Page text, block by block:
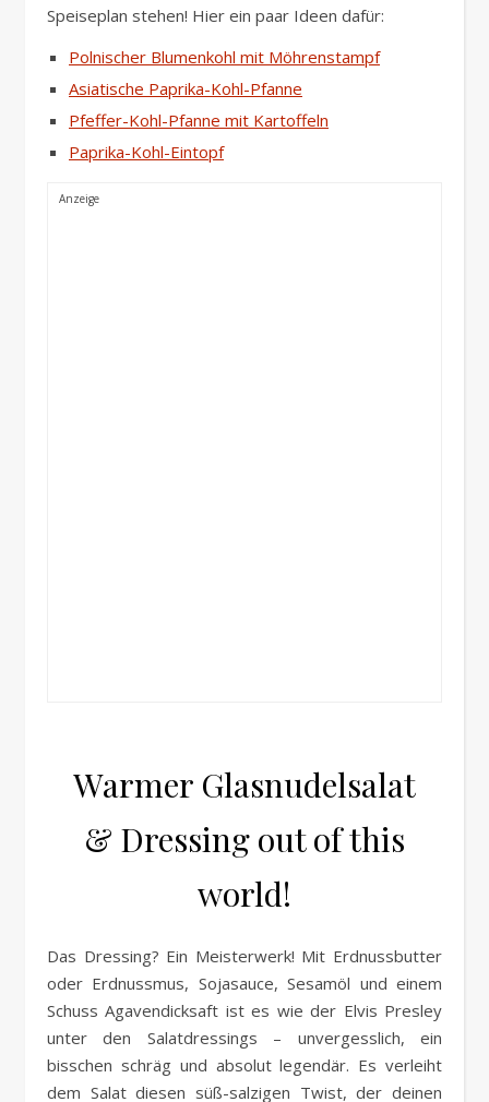
Speiseplan stehen! Hier ein paar Ideen dafür:
Polnischer Blumenkohl mit Möhrenstampf
Asiatische Paprika-Kohl-Pfanne
Pfeffer-Kohl-Pfanne mit Kartoffeln
Paprika-Kohl-Eintopf
Warmer Glasnudelsalat
& Dressing out of this
world!
Das Dressing? Ein Meisterwerk! Mit Erdnussbutter
oder Erdnussmus, Sojasauce, Sesamöl und einem
Schuss Agavendicksaft ist es wie der Elvis Presley
unter den Salatdressings – unvergesslich, ein
bisschen schräg und absolut legendär. Es verleiht
dem Salat diesen süß-salzigen Twist, der deinen